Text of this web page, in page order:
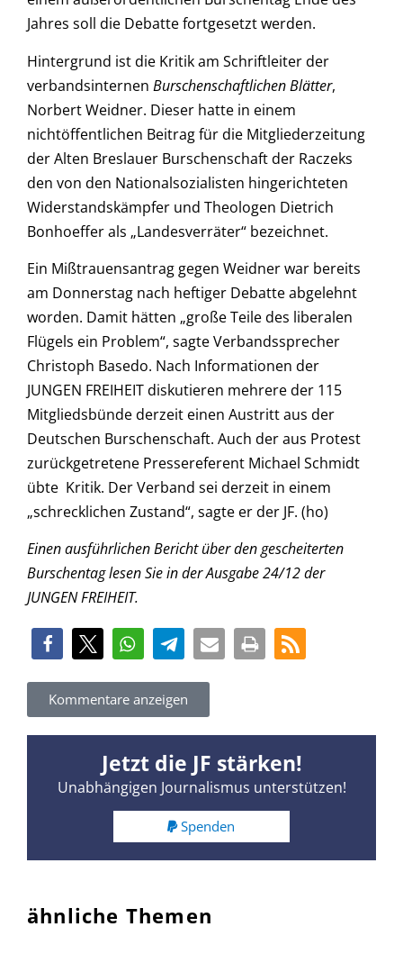
Jahres soll die Debatte fortgesetzt werden.
Hintergrund ist die Kritik am Schriftleiter der
verbandsinternen Burschenschaftlichen Blätter,
Norbert Weidner. Dieser hatte in einem
nichtöffentlichen Beitrag für die Mitgliederzeitung
der Alten Breslauer Burschenschaft der Raczeks
den von den Nationalsozialisten hingerichteten
Widerstandskämpfer und Theologen Dietrich
Bonhoeffer als „Landesverräter“ bezeichnet.
Ein Mißtrauensantrag gegen Weidner war bereits
am Donnerstag nach heftiger Debatte abgelehnt
worden. Damit hätten „große Teile des liberalen
Flügels ein Problem“, sagte Verbandssprecher
Christoph Basedo. Nach Informationen der
JUNGEN FREIHEIT diskutieren mehrere der 115
Mitgliedsbünde derzeit einen Austritt aus der
Deutschen Burschenschaft. Auch der aus Protest
zurückgetretene Pressereferent Michael Schmidt
übte Kritik. Der Verband sei derzeit in einem
„schrecklichen Zustand“, sagte er der JF. (ho)
Einen ausführlichen Bericht über den gescheiterten
Burschentag lesen Sie in der Ausgabe 24/12 der
JUNGEN FREIHEIT.
Kommentare anzeigen
Jetzt die JF stärken!
Unabhängigen Journalismus unterstützen!
Spenden
ähnliche Themen